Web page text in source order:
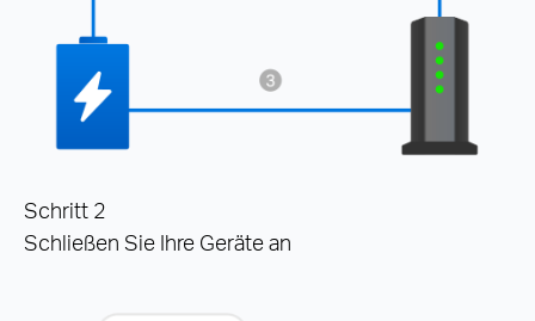
Schritt 2
Schließen Sie Ihre Geräte an